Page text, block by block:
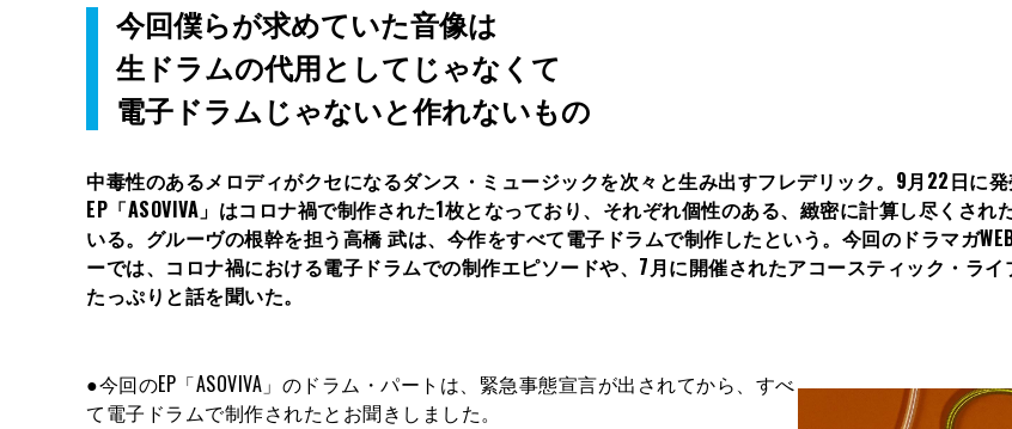
今回僕らが求めていた音像は
生ドラムの代用としてじゃなくて
電子ドラムじゃないと作れないもの
中毒性のあるメロディがクセになるダンス・ミュージックを次々と生み出すフレデリック。9月22日に
EP「ASOVIVA」はコロナ禍で制作された1枚となっており、それぞれ個性のある、緻密に計算し尽くされ
いる。グルーヴの根幹を担う高橋 武は、今作をすべて電子ドラムで制作したという。今回のドラマガ
ーでは、コロナ禍における電子ドラムでの制作エピソードや、7月に開催されたアコースティック・ライ
たっぷりと話を聞いた。
●今回のEP「ASOVIVA」のドラム・パートは、緊急事態宣言が出されてから、すべ
て電子ドラムで制作されたとお聞きしました。